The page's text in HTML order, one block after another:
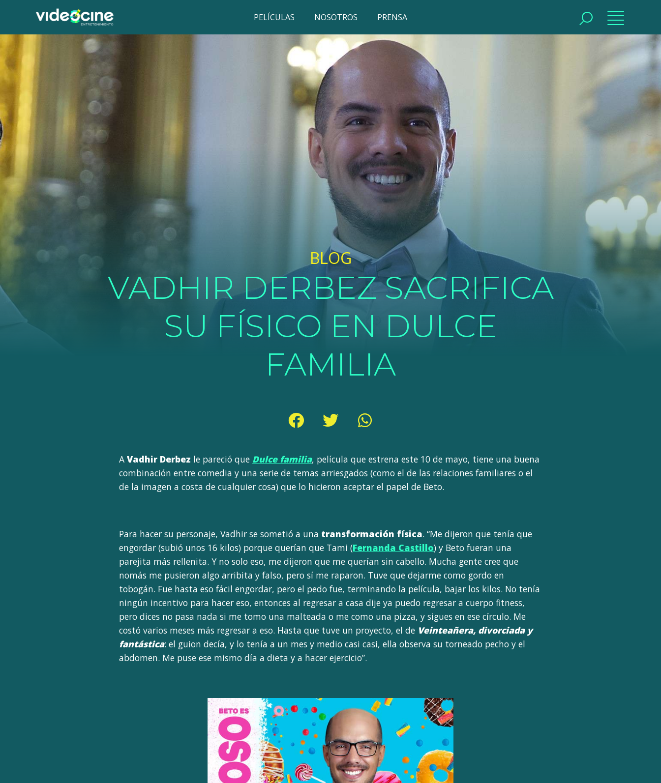
PELÍCULAS NOSOTROS PRENSA
BLOG
VADHIR DERBEZ SACRIFICA
SU FÍSICO EN DULCE
FAMILIA
A Vadhir Derbez le pareció que Dulce familia, película que estrena este 10 de mayo, tiene una buena
combinación entre comedia y una serie de temas arriesgados (como el de las relaciones familiares o el
de la imagen a costa de cualquier cosa) que lo hicieron aceptar el papel de Beto.
Para hacer su personaje, Vadhir se sometió a una transformación física. “Me dijeron que tenía que
engordar (subió unos 16 kilos) porque querían que Tami (Fernanda Castillo) y Beto fueran una
parejita más rellenita. Y no solo eso, me dijeron que me querían sin cabello. Mucha gente cree que
nomás me pusieron algo arribita y falso, pero sí me raparon. Tuve que dejarme como gordo en
tobogán. Fue hasta eso fácil engordar, pero el pedo fue, terminando la película, bajar los kilos. No tenía
ningún incentivo para hacer eso, entonces al regresar a casa dije ya puedo regresar a cuerpo fitness,
pero dices no pasa nada si me tomo una malteada o me como una pizza, y sigues en ese círculo. Me
costó varios meses más regresar a eso. Hasta que tuve un proyecto, el de Veinteañera, divorciada y
fantástica: el guion decía, y lo tenía a un mes y medio casi casi, ella observa su torneado pecho y el
abdomen. Me puse ese mismo día a dieta y a hacer ejercicio”.